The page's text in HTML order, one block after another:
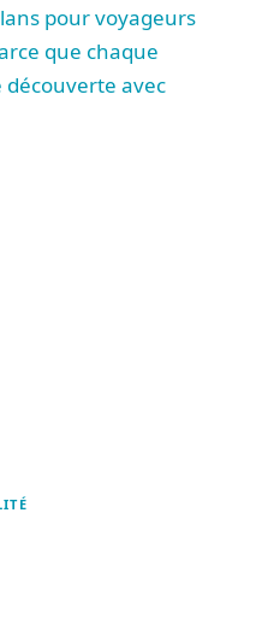
pour voyageurs
que chaque
avec